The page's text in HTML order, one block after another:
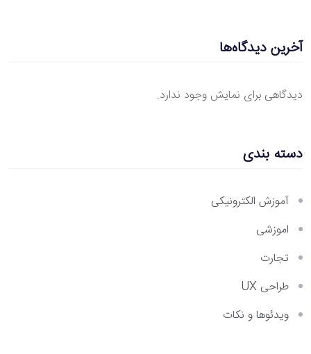
آخرین دیدگاه‌ها
دیدگاهی برای نمایش وجود ندارد.
دسته بندی
آموزش الکترونیکی
اموزشی
تجارت
طراحی UX
ویدئوها و نکات